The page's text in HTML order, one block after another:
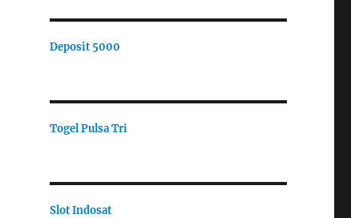
Deposit 5000
Togel Pulsa Tri
Slot Indosat